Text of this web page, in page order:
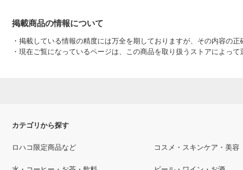
掲載商品の情報について
・ 掲載している情報の精度には万全を期しておりますが、その内容の
・ 現在ご覧になっているページは、この商品を取り扱うストアによっ
カテゴリから探す
ロハコ限定商品など コスメ・スキンケア・美容